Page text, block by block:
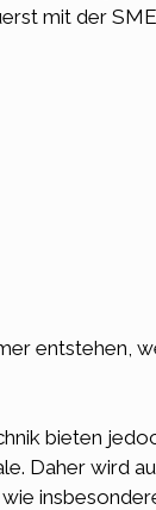
mit der
entstehen,
bieten
Daher wird